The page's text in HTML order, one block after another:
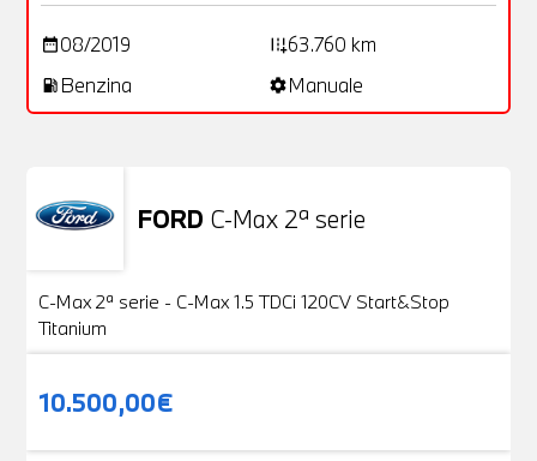
date_range08/2019 add_road63.760 km
local_gas_station Benzina settingsManuale
FORD C-Max 2ª serie
C-Max 2ª serie - C-Max 1.5 TDCi 120CV Start&Stop
Titanium
10.500,00€